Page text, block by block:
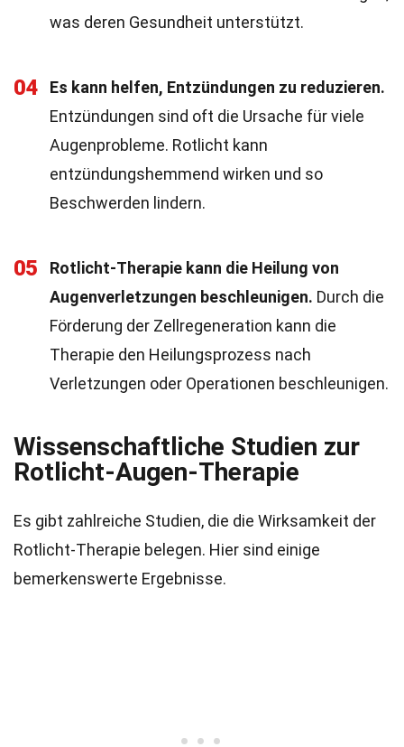
was deren Gesundheit unterstützt.
04
Es kann helfen, Entzündungen zu reduzieren.
Entzündungen sind oft die Ursache für viele
Augenprobleme. Rotlicht kann
entzündungshemmend wirken und so
Beschwerden lindern.
05
Rotlicht-Therapie kann die Heilung von
Augenverletzungen beschleunigen. Durch die
Förderung der Zellregeneration kann die
Therapie den Heilungsprozess nach
Verletzungen oder Operationen beschleunigen.
Wissenschaftliche Studien zur
Rotlicht-Augen-Therapie
Es gibt zahlreiche Studien, die die Wirksamkeit der
Rotlicht-Therapie belegen. Hier sind einige
bemerkenswerte Ergebnisse.